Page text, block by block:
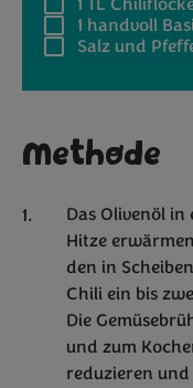
1 TL
1 handvoll
Salz und
Methode
Das Olivenöl
Hitze
den in
Chili ein bis
Die
und zum
reduzieren